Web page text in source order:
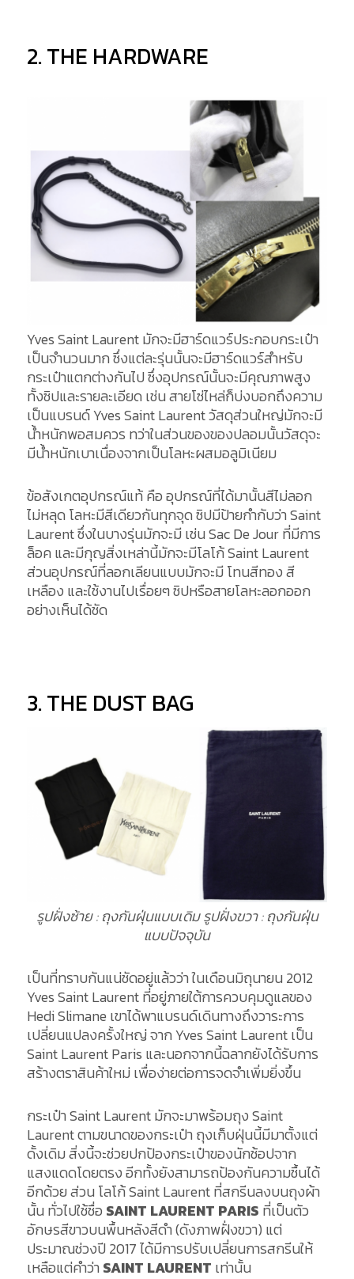
2. THE HARDWARE
Yves Saint Laurent มักจะมีฮาร์ดแวร์ประกอบกระเป๋า
เป็นจำนวนมาก ซึ่งแต่ละรุ่นนั้นจะมีฮาร์ดแวร์สำหรับ
กระเป๋าแตกต่างกันไป ซึ่งอุปกรณ์นั้นจะมีคุณภาพสูง
ทั้งซิปและรายละเอียด เช่น สายโซ่ไหล่ก็บ่งบอกถึงความ
เป็นแบรนด์ Yves Saint Laurent วัสดุส่วนใหญ่มักจะมี
น้ำหนักพอสมควร ทว่าในส่วนของของปลอมนั้นวัสดุจะ
มีน้ำหนักเบาเนื่องจากเป็นโลหะผสมอลูมิเนียม
ข้อสังเกตอุปกรณ์แท้ คือ อุปกรณ์ที่ได้มานั้นสีไม่ลอก
ไม่หลุด โลหะมีสีเดียวกันทุกจุด ซิปมีป้ายกำกับว่า Saint
Laurent ซึ่งในบางรุ่นมักจะมี เช่น Sac De Jour ที่มีการ
ล็อค และมีกุญสิ่งเหล่านี้มักจะมีโลโก้ Saint Laurent
ส่วนอุปกรณ์ที่ลอกเลียนแบบมักจะมี โทนสีทอง สี
เหลือง และใช้งานไปเรื่อยๆ ซิปหรือสายโลหะลอกออก
อย่างเห็นได้ชัด
3. THE DUST BAG
รูปฝั่งซ้าย : ถุงกันฝุ่นแบบเดิม รูปฝั่งขวา : ถุงกันฝุ่น
แบบปัจจุบัน
เป็นที่ทราบกันแน่ชัดอยู่แล้วว่า ในเดือนมิถุนายน 2012
Yves Saint Laurent ที่อยู่ภายใต้การควบคุมดูแลของ
Hedi Slimane เขาได้พาแบรนด์เดินทางถึงวาระการ
เปลี่ยนแปลงครั้งใหญ่ จาก Yves Saint Laurent เป็น
Saint Laurent Paris และนอกจากนี้ฉลากยังได้รับการ
สร้างตราสินค้าใหม่ เพื่อง่ายต่อการจดจำเพิ่มยิ่งขึ้น
กระเป๋า Saint Laurent มักจะมาพร้อมถุง Saint
Laurent ตามขนาดของกระเป๋า ถุงเก็บฝุ่นนี้มีมาตั้งแต่
ดั้งเดิม สิ่งนี้จะช่วยปกป้องกระเป๋าของนักช้อปจาก
แสงแดดโดยตรง อีกทั้งยังสามารถป้องกันความชื้นได้
อีกด้วย ส่วน โลโก้ Saint Laurent ที่สกรีนลงบนถุงผ้า
นั้น ทั่วไปใช้ชื่อ SAINT LAURENT PARIS ที่เป็นตัว
อักษรสีขาวบนพื้นหลังสีดำ (ดังภาพฝั่งขวา) แต่
ประมาณช่วงปี 2017 ได้มีการปรับเปลี่ยนการสกรีนให้
เหลือแต่คำว่าSAINT LAURENT เท่านั้น